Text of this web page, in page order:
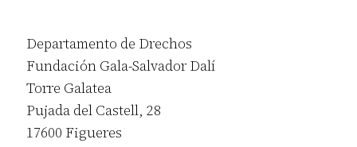
Departamento de Drechos
Fundación Gala-Salvador Dalí
Torre Galatea
Pujada del Castell, 28
17600 Figueres